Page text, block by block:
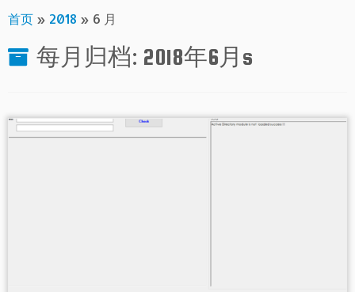
首页 » 2018 » 6 月
每月归档: 2018年6月 s